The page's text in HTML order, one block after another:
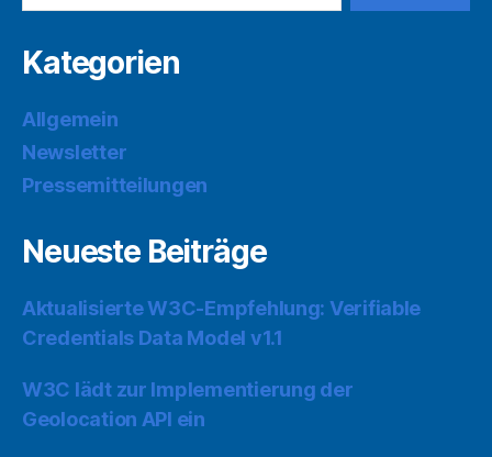
Kategorien
Allgemein
Newsletter
Pressemitteilungen
Neueste Beiträge
Aktualisierte W3C-Empfehlung: Verifiable
Credentials Data Model v1.1
W3C lädt zur Implementierung der
Geolocation API ein